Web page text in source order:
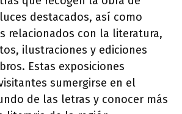
destacados, así como
relacionados con la literatura,
ilustraciones y ediciones
Estas exposiciones
sumergirse en el
de las letras y conocer más